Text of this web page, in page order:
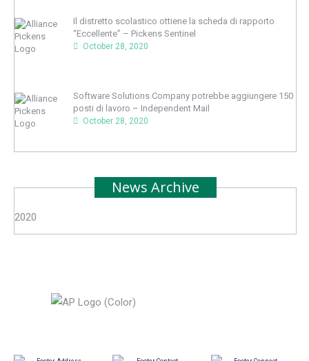
Il distretto scolastico ottiene la scheda di rapporto
“Eccellente” – Pickens Sentinel
October 28, 2020
Software Solutions Company potrebbe aggiungere 150
posti di lavoro – Independent Mail
October 28, 2020
News Archive
2020